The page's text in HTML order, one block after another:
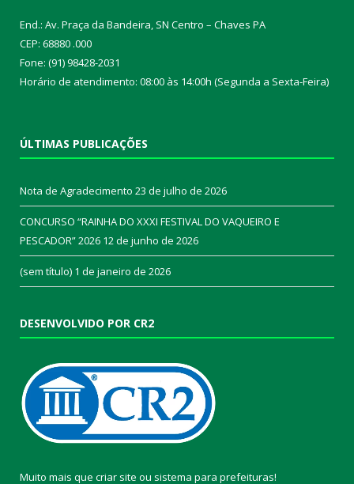
End.: Av. Praça da Bandeira, SN Centro – Chaves PA
CEP: 68880 .000
Fone: (91) 98428-2031
Horário de atendimento: 08:00 às 14:00h (Segunda a Sexta-Feira)
ÚLTIMAS PUBLICAÇÕES
Nota de Agradecimento 23 de julho de 2026
CONCURSO “RAINHA DO XXXI FESTIVAL DO VAQUEIRO E
PESCADOR” 2026 12 de junho de 2026
(sem título) 1 de janeiro de 2026
DESENVOLVIDO POR CR2
Muito mais que criar site ou sistema para prefeituras!